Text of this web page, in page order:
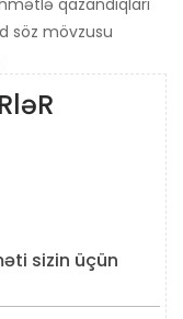
söz mövzusu
sizin üçün